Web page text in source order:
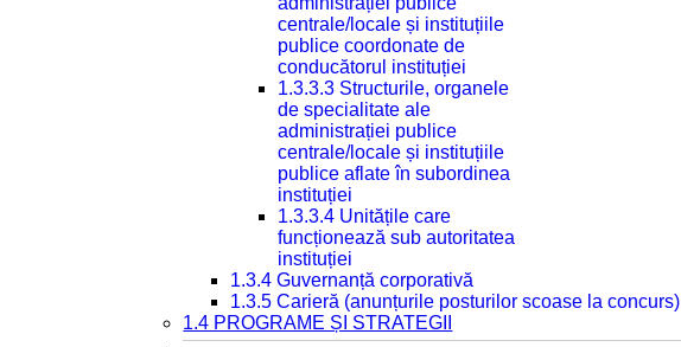
centrale/locale și instituțiile
publice coordonate de
conducătorul instituției
1.3.3.3 Structurile, organele
de specialitate ale
administrației publice
centrale/locale și instituțiile
publice aflate în subordinea
instituției
1.3.3.4 Unitățile care
funcționează sub autoritatea
instituției
1.3.4 Guvernanță corporativă
1.3.5 Carieră (anunțurile posturilor scoase la concurs)
1.4 PROGRAME ȘI STRATEGII